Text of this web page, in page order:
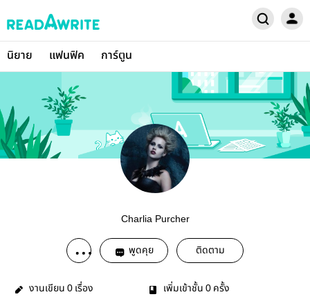
นิยาย แฟนฟิค การ์ตูน
Charlia Purcher
พูดคุย ติดตาม
งานเขียน 0 เรื่อง เพิ่มเข้าชั้น 0 ครั้ง